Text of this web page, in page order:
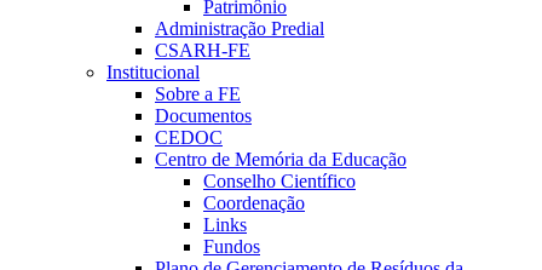
Patrimônio
Administração Predial
CSARH-FE
Institucional
Sobre a FE
Documentos
CEDOC
Centro de Memória da Educação
Conselho Científico
Coordenação
Links
Fundos